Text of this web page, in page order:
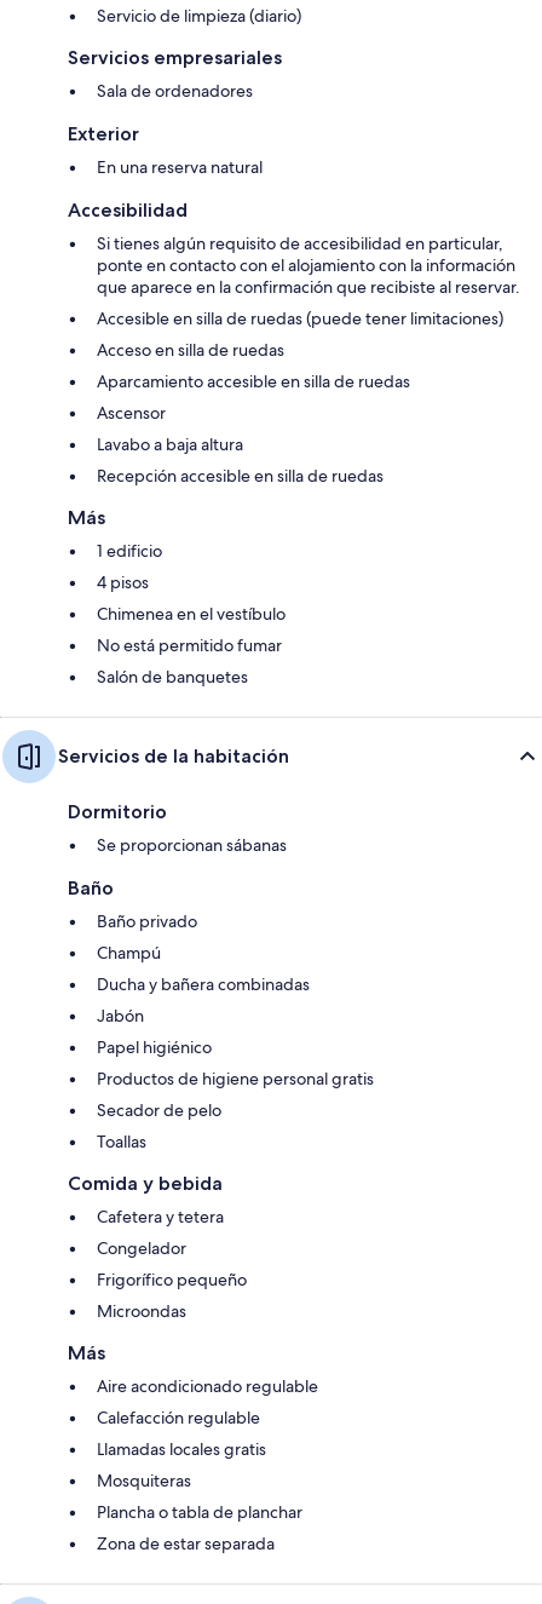
Servicio de limpieza (diario)
Servicios empresariales
Sala de ordenadores
Exterior
En una reserva natural
Accesibilidad
Si tienes algún requisito de accesibilidad en particular,
ponte en contacto con el alojamiento con la información
que aparece en la confirmación que recibiste al reservar.
Accesible en silla de ruedas (puede tener limitaciones)
Acceso en silla de ruedas
Aparcamiento accesible en silla de ruedas
Ascensor
Lavabo a baja altura
Recepción accesible en silla de ruedas
Más
1 edificio
4 pisos
Chimenea en el vestíbulo
No está permitido fumar
Salón de banquetes
Servicios de la habitación
Dormitorio
Se proporcionan sábanas
Baño
Baño privado
Champú
Ducha y bañera combinadas
Jabón
Papel higiénico
Productos de higiene personal gratis
Secador de pelo
Toallas
Comida y bebida
Cafetera y tetera
Congelador
Frigorífico pequeño
Microondas
Más
Aire acondicionado regulable
Calefacción regulable
Llamadas locales gratis
Mosquiteras
Plancha o tabla de planchar
Zona de estar separada